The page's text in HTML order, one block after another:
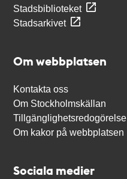
Stadsbiblioteket
Stadsarkivet
Om webbplatsen
Kontakta oss
Om Stockholmskällan
Tillgänglighetsredogörelse
Om kakor på webbplatsen
Sociala medier